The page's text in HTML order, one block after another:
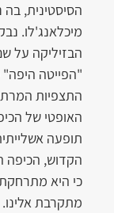
הסיסטינית,
מיכלאנג'לו.
הבזיליקה על
"הפייטה
התצפיות
תופעה
הקדוש, הכיפה
כי היא
מתקרבת אלינו.